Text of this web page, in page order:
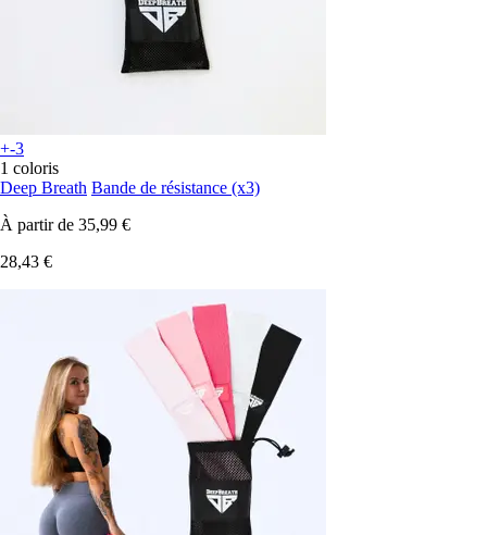
+-3
1 coloris
Deep Breath Bande de résistance (x3)
À partir de 35,99 €
28,43 €